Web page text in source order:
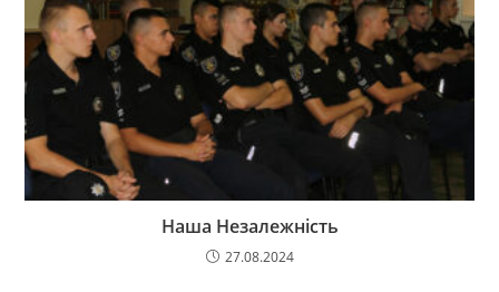
Наша Незалежність
27.08.2024